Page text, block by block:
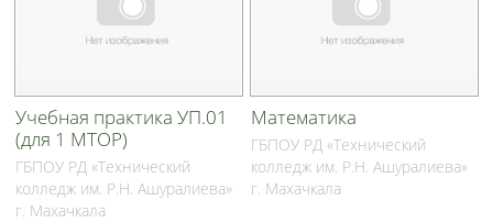
Учебная практика УП.01
(для 1 МТОР)
ГБПОУ РД «Технический
колледж им. Р.Н. Ашуралиева»
г. Махачкала
Математика
ГБПОУ РД «Технический
колледж им. Р.Н. Ашуралиева»
г. Махачкала